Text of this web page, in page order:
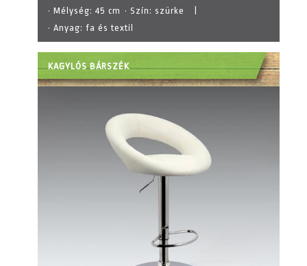
· Mélység:45 cm · Szín: szürke
· Anyag: fa és textil
KAGYLÓS BÁRSZÉK